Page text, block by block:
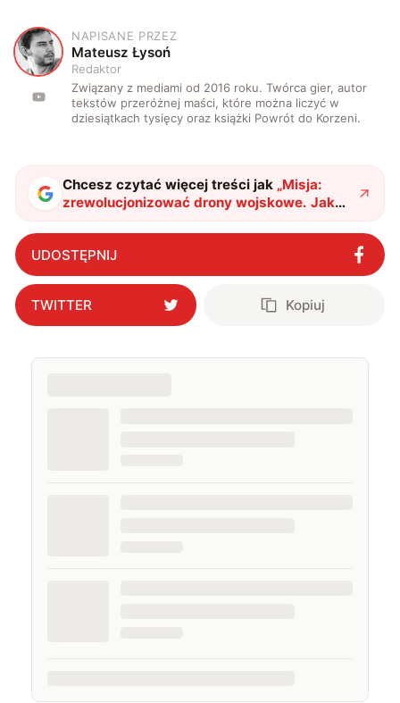
M
NAPISANE PRZEZ
Mateusz Łysoń
Redaktor
Związany z mediami od 2016 roku. Twórca gier, autor
tekstów przeróżnej maści, które można liczyć w
dziesiątkach tysięcy oraz książki Powrót do Korzeni.
Chcesz czytać więcej treści jak „Misja:
zrewolucjonizować drony wojskowe. Jak
wojna zmieni się przez Gambit 5?"?
UDOSTĘPNIJ
TWITTER Kopiuj